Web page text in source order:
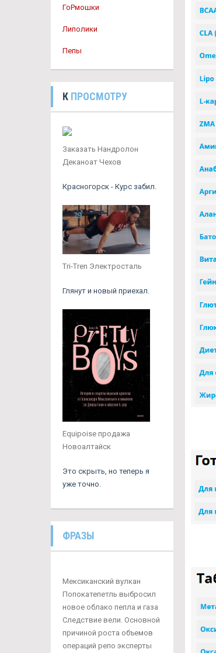
ГоРмошки
Липолики
Пепы
К ПРОСМОТРУ
Заказать Нандролон
Деканоат Чехов
Красногорск - Курс забил.
Tri-Tren Электросталь
Глянут и новый приехал.
Equipoise продажа
Новоалтайск
Это скрыть, но теперь я
уже точно.
ФРАЗЫ
Мексиканский вулкан
Попокатепетль выбросил
новое облако пепла и газа
Следствие вели. Основной
причиной роста объемов
операций репо эксперты